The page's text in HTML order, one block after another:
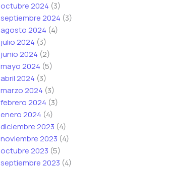
octubre 2024 (3)
septiembre 2024 (3)
agosto 2024 (4)
julio 2024 (3)
junio 2024 (2)
mayo 2024 (5)
abril 2024 (3)
marzo 2024 (3)
febrero 2024 (3)
enero 2024 (4)
diciembre 2023 (4)
noviembre 2023 (4)
octubre 2023 (5)
septiembre 2023 (4)